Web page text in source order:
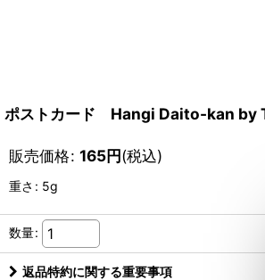
ポストカード Hangi Daito-kan by
販売価格: 165円(税込)
重さ : 5g
数量:
返品特約に関する重要事項